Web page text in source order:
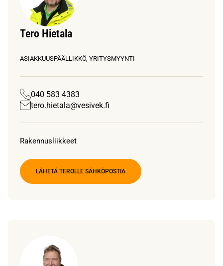
Tero Hietala
ASIAKKUUSPÄÄLLIKKÖ, YRITYSMYYNTI
040 583 4383
tero.hietala@vesivek.fi
Rakennusliikkeet
LÄHETÄ TEROLLE SÄHKÖPOSTIA